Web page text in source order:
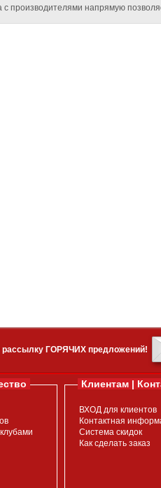
с производителями напрямую
рассылку ГОРЯЧИХ предложений!
Клиентам |
ВХОД для клиентов
Контактная
Система скидок
Как сделать заказ